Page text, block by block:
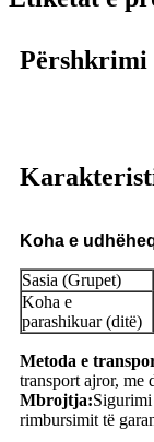
Përshkrimi
Koha e
Sasia (Grupet)
Koha e
parashikuar (ditë)
Metoda e
transport ajror, me
Mbrojtja:
rimbursimit të